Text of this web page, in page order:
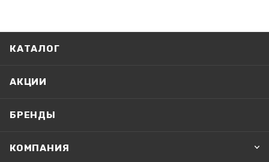
КАТАЛОГ
АКЦИИ
БРЕНДЫ
КОМПАНИЯ